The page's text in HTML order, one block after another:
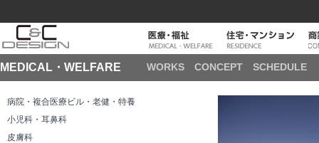
MEDICAL・WELFARE WORKS CONCEPT SCHEDULE
病院・複合医療ビル・老健・特養
小児科・耳鼻科
皮膚科